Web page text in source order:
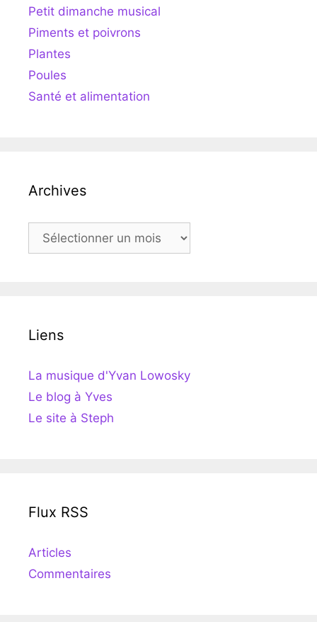
Petit dimanche musical
Piments et poivrons
Plantes
Poules
Santé et alimentation
Archives
Archives
Liens
La musique d'Yvan Lowosky
Le blog à Yves
Le site à Steph
Flux RSS
Articles
Commentaires